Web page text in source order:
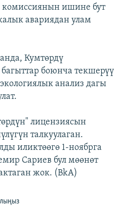
ишине бут
авариядан улам
Кумтөрдү
боюнча текшерүү
анализ дагы
лицензиясын
талкуулаган.
иликтөөгө 1-ноябрга
Сариев бул мөөнөт
жок. (BkA)